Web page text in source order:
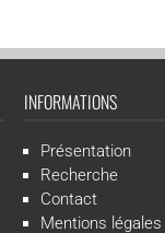
INFORMATIONS
Présentation
Recherche
Contact
Mentions légales